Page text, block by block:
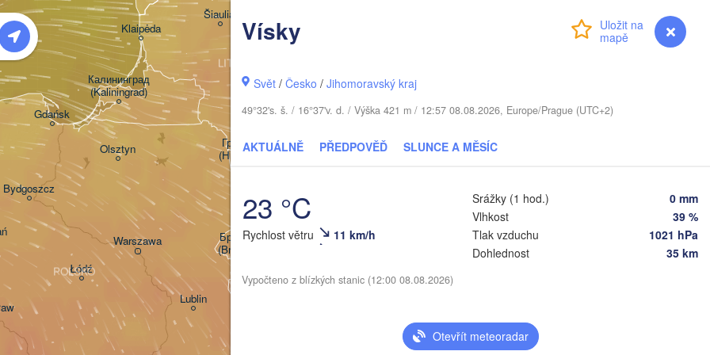
myVentusky Předpověď
Vísky
Svět /Česko /Jihomoravský kraj
49°32's. š. / 16°37'v. d. / Výška 421 m / 12:57 08.08.2026, Europe/Prague (UTC+2)
AKTUÁLNĚ PŘEDPOVĚĎ SLUNCE A MĚSÍC
23 °C
Rychlost větru 11 km/h
Srážky (1 hod.)
0 mm
Vlhkost
39 %
Tlak vzduchu
1021 hPa
Dohlednost
35 km
Vypočteno z blízkých stanic (12:00 08.08.2026)
Otevřít meteoradar
Warszawa
Łódź
Olsztyn
Klaipėda
Gdańsk
Калининград
(Kaliningrad)
Bydgoszcz
POLSKO
Šiauliai
Київ
(Kyiv)
(Minsk)
Гомель
(Homieĺ)
Vilnius
Житомир
Пінск
(Pinsk)
Гродна
(Hrodna)
(Mahilioŭ)
Lublin
Брэст
(Brest)
LITVA
Курск
(Oryol)